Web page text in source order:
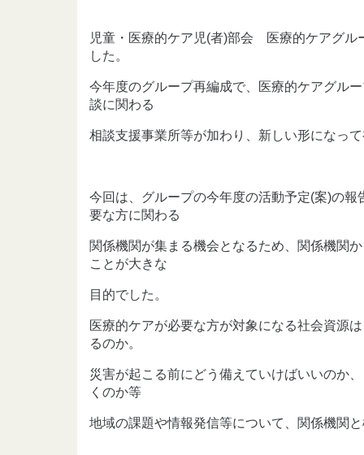
児童・医療的ケア児(者)部会 医療的ケアグ
した。
今年度のグループ再編成で、医療的ケアグル
談に関わる
相談支援事業所等が加わり、新しい形になっ
今回は、グループの今年度の活動予定(案)の
要な方に関わる
関係機関が集まる機会となるため、関係機関
ことが大きな
目的でした。
医療的ケアが必要な方が対象になる社会資源
るのか。
災害が起こる前にどう備えていけばいいのか
くのか等
地域の課題や情報発信等について、関係機関